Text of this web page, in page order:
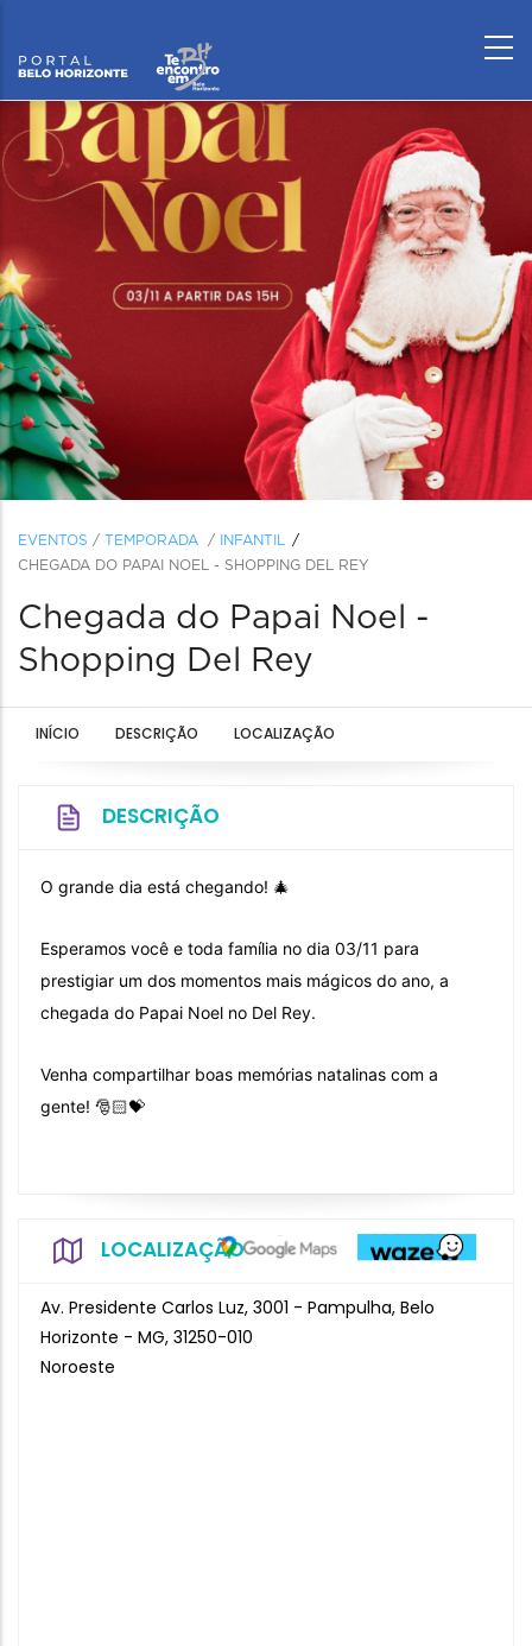
EVENTOS / TEMPORADA /
INFANTIL
CHEGADA DO PAPAI NOEL - SHOPPING DEL REY
Chegada do Papai Noel -
Shopping Del Rey
INÍCIO DESCRIÇÃO LOCALIZAÇÃO
DESCRIÇÃO
O grande dia está chegando! 🎄
Esperamos você e toda família no dia 03/11 para
prestigiar um dos momentos mais mágicos do ano, a
chegada do Papai Noel no Del Rey.
Venha compartilhar boas memórias natalinas com a
gente! 🎅🏻💝
LOCALIZAÇÃO
Av. Presidente Carlos Luz, 3001 - Pampulha, Belo
Horizonte - MG, 31250-010
Noroeste